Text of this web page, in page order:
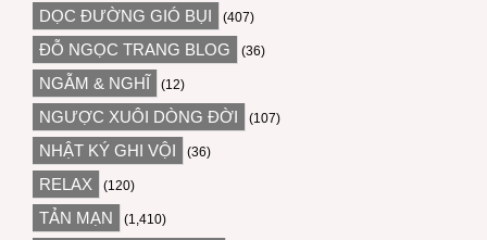
DỌC ĐƯỜNG GIÓ BỤI (407)
ĐỖ NGỌC TRANG BLOG (36)
NGẪM & NGHĨ (12)
NGƯỢC XUÔI DÒNG ĐỜI (107)
NHẬT KÝ GHI VỘI (36)
RELAX (120)
TẢN MẠN (1,410)